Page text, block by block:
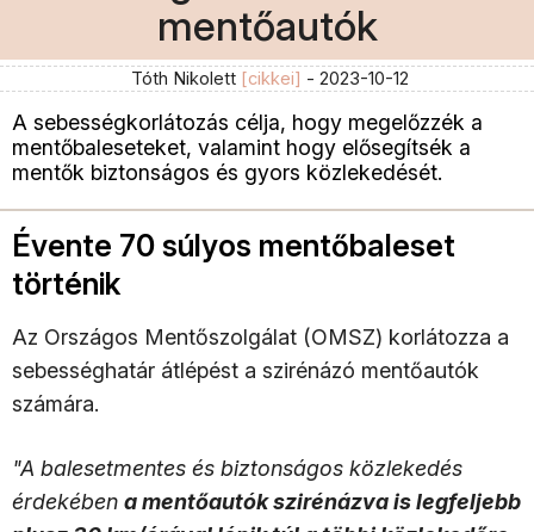
mentőautók
Tóth Nikolett [cikkei] - 2023-10-12
A sebességkorlátozás célja, hogy megelőzzék a
mentőbaleseteket, valamint hogy elősegítsék a
mentők biztonságos és gyors közlekedését.
Évente 70 súlyos mentőbaleset
történik
Az Országos Mentőszolgálat (OMSZ) korlátozza a
sebességhatár átlépést a szirénázó mentőautók
számára.
"A balesetmentes és biztonságos közlekedés
érdekében a mentőautók szirénázva is legfeljebb